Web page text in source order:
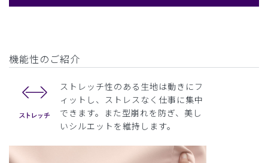
機能性のご紹介
ストレッチ性のある生地は動きにフ
ィットし、ストレスなく仕事に集中
できます。また型崩れを防ぎ、美し
いシルエットを維持します。